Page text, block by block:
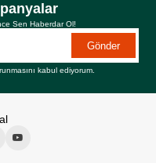
Sen Haberdar Ol!
Gönder
kabul ediyorum.